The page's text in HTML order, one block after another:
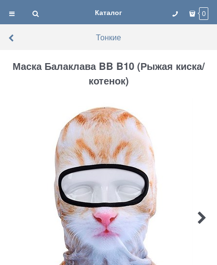
Каталог 0
Тонкие
Маска Балаклава BB B10 (Рыжая киска/
котенок)